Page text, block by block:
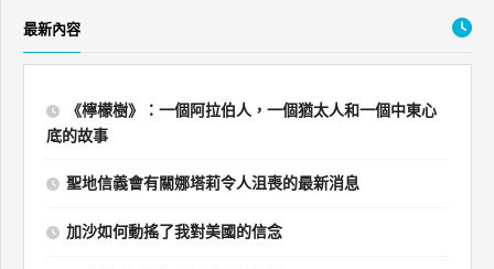
最新內容
《檸檬樹》：一個阿拉伯人，一個猶太人和一個中東心
底的故事
聖地信義會有關娜塔莉令人沮喪的最新消息
加沙如何動搖了我對美國的信念